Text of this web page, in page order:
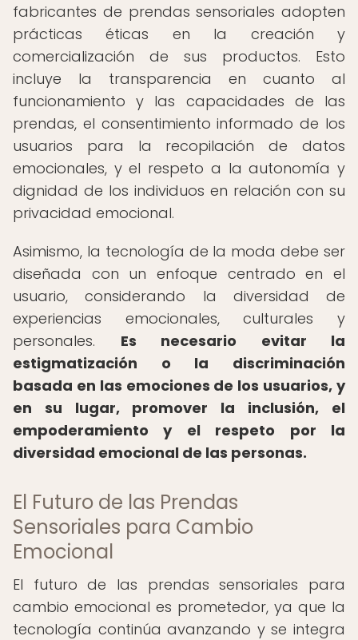
fabricantes de prendas sensoriales adopten
prácticas éticas en la creación y
comercialización de sus productos. Esto
incluye la transparencia en cuanto al
funcionamiento y las capacidades de las
prendas, el consentimiento informado de los
usuarios para la recopilación de datos
emocionales, y el respeto a la autonomía y
dignidad de los individuos en relación con su
privacidad emocional.
Asimismo, la tecnología de la moda debe ser
diseñada con un enfoque centrado en el
usuario, considerando la diversidad de
experiencias emocionales, culturales y
personales. Es necesario evitar la
estigmatización o la discriminación
basada en las emociones de los usuarios, y
en su lugar, promover la inclusión, el
empoderamiento y el respeto por la
diversidad emocional de las personas.
El Futuro de las Prendas
Sensoriales para Cambio
Emocional
El futuro de las prendas sensoriales para
cambio emocional es prometedor, ya que la
tecnología continúa avanzando y se integra